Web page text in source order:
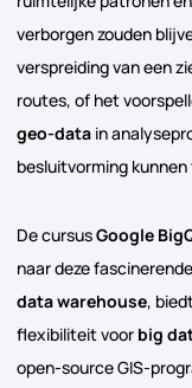
verborgen zouden
verspreiding van een
routes, of het
geo-data in
besluitvorming
De cursusGoogle
naar deze
data warehouse,
flexibiliteit voor big
open-source GIS-